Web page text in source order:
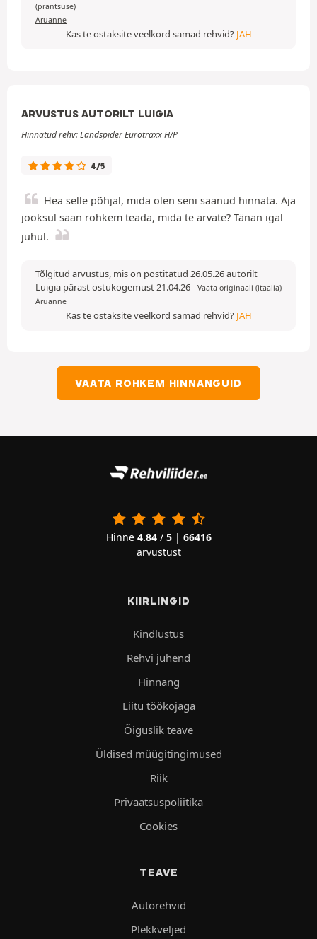
(prantsuse)
Aruanne
Kas te ostaksite veelkord samad rehvid? JAH
ARVUSTUS AUTORILT LUIGIA
Hinnatud rehv: Landspider Eurotraxx H/P
4/5
Hea selle põhjal, mida olen seni saanud hinnata. Aja
jooksul saan rohkem teada, mida te arvate? Tänan igal
juhul.
Tõlgitud arvustus, mis on postitatud 26.05.26 autorilt
Luigia pärast ostukogemust 21.04.26- Vaata originaali (itaalia)
Aruanne
Kas te ostaksite veelkord samad rehvid? JAH
VAATA ROHKEM HINNANGUID
Hinne 4.84/ 5| 66416
arvustust
KIIRLINGID
Kindlustus
Rehvi juhend
Hinnang
Liitu töökojaga
Õiguslik teave
Üldised müügitingimused
Riik
Privaatsuspoliitika
Cookies
TEAVE
Autorehvid
Plekkveljed